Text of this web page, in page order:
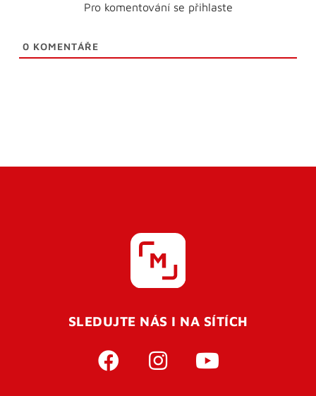
Pro komentování se přihlaste
0 KOMENTÁŘE
SLEDUJTE NÁS I NA SÍTÍCH